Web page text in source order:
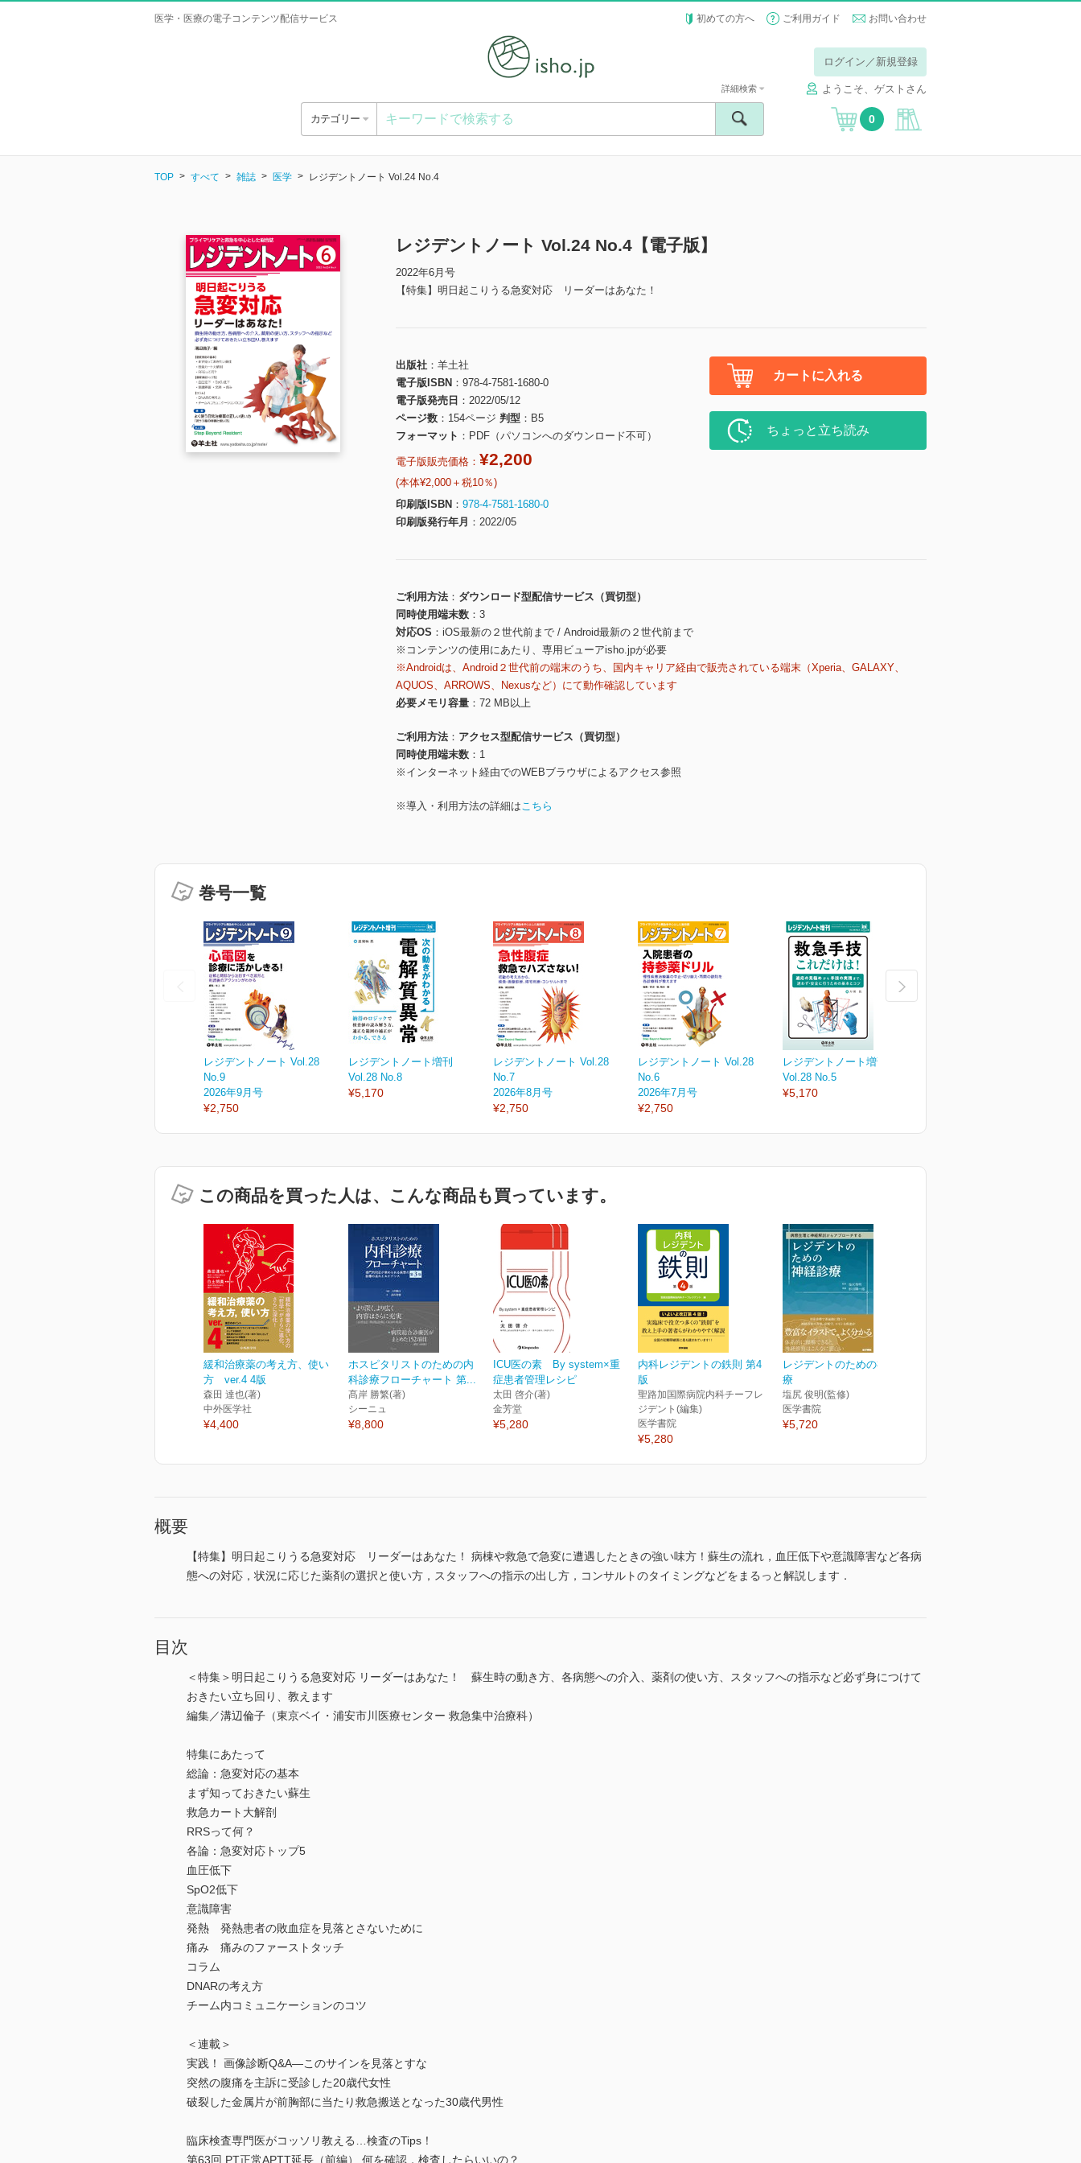
医学・医療の電子コンテンツ配信サービス 初めての方へ ご利用ガイド お問い合わせ
ログイン／新規登録
ようこそ、ゲストさん
カテゴリー
詳細検索
0
TOP すべて 雑誌 医学 レジデントノート Vol.24 No.4
レジデントノート Vol.24 No.4【電子版】
2022年6月号
【特集】明日起こりうる急変対応 リーダーはあなた！
出版社
羊土社
電子版ISBN
978-4-7581-1680-0
電子版発売日
2022/05/12
ページ数
154ページ 判型
B5
フォーマット
PDF（パソコンへのダウンロード不可）
電子版販売価格： ¥2,200
(本体¥2,000＋税10％)
印刷版ISBN
978-4-7581-1680-0
印刷版発行年月
2022/05
カートに入れる
ちょっと立ち読み
ご利用方法
ダウンロード型配信サービス（買切型）
同時使用端末数
3
対応OS
iOS最新の２世代前まで / Android最新の２世代前まで
※コンテンツの使用にあたり、専用ビューアisho.jpが必要
※Androidは、Android２世代前の端末のうち、国内キャリア経由で販売されている端末（Xperia、GALAXY、
AQUOS、ARROWS、Nexusなど）にて動作確認しています
必要メモリ容量
72 MB以上
ご利用方法
アクセス型配信サービス（買切型）
同時使用端末数
1
※インターネット経由でのWEBブラウザによるアクセス参照
※導入・利用方法の詳細はこちら
巻号一覧
レジデントノート Vol.28
No.9
2026年9月号
¥2,750
レジデントノート増刊
Vol.28 No.8
¥5,170
レジデントノート Vol.28
No.7
2026年8月号
¥2,750
レジデントノート Vol.28
No.6
2026年7月号
¥2,750
レジデントノート増刊
Vol.28 No.5
¥5,170
この商品を買った人は、こんな商品も買っています。
緩和治療薬の考え方、使い
方 ver.4 4版
森田 達也(著)
中外医学社
¥4,400
ホスピタリストのための内
科診療フローチャート 第...
髙岸 勝繁(著)
シーニュ
¥8,800
ICU医の素 By system×重
症患者管理レシピ
太田 啓介(著)
金芳堂
¥5,280
内科レジデントの鉄則 第4
版
聖路加国際病院内科チーフレ
ジデント(編集)
医学書院
¥5,280
レジデントのための神経診
療
塩尻 俊明(監修)
医学書院
¥5,720
概要
【特集】明日起こりうる急変対応 リーダーはあなた！ 病棟や救急で急変に遭遇したときの強い味方！蘇生の流れ，血圧低下や意識障害など各病
態への対応，状況に応じた薬剤の選択と使い方，スタッフへの指示の出し方，コンサルトのタイミングなどをまるっと解説します．
目次
＜特集＞明日起こりうる急変対応 リーダーはあなた！ 蘇生時の動き方、各病態への介入、薬剤の使い方、スタッフへの指示など必ず身につけて
おきたい立ち回り、教えます
編集／溝辺倫子（東京ベイ・浦安市川医療センター 救急集中治療科）
特集にあたって
総論：急変対応の基本
まず知っておきたい蘇生
救急カート大解剖
RRSって何？
各論：急変対応トップ5
血圧低下
SpO2低下
意識障害
発熱 発熱患者の敗血症を見落とさないために
痛み 痛みのファーストタッチ
コラム
DNARの考え方
チーム内コミュニケーションのコツ
＜連載＞
実践！ 画像診断Q&A―このサインを見落とすな
突然の腹痛を主訴に受診した20歳代女性
破裂した金属片が前胸部に当たり救急搬送となった30歳代男性
臨床検査専門医がコッソリ教える…検査のTips！
第63回 PT正常APTT延長（前編） 何を確認，検査したらいいの？